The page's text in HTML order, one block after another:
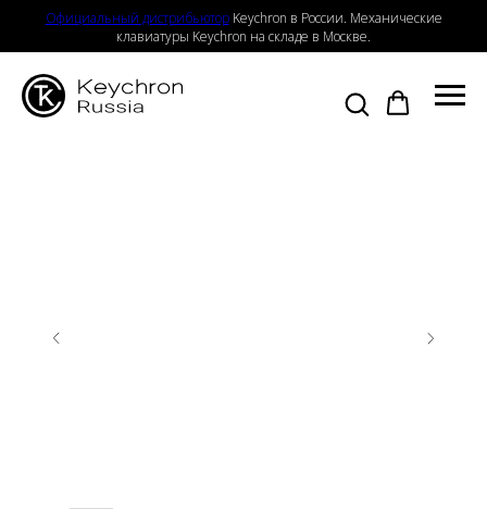
Официальный дистрибьютор Keychron в России. Механические
клавиатуры Keychron на складе в Москве.